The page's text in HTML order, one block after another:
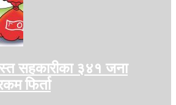
सहकारीका ३४१ जना
फिर्ता